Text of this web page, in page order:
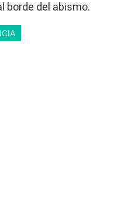
borde del abismo.